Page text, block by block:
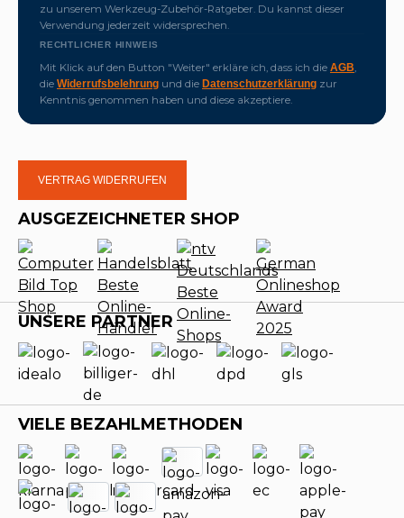
zu unserem Werkzeug-Zubehör-Ratgeber. Du kannst dieser
Verwendung jederzeit widersprechen.
RECHTLICHER HINWEIS
Mit Klick auf den Button "Weiter" erkläre ich, dass ich die AGB
die Widerrufsbelehrung und die Datenschutzerklärung zur
Kenntnis genommen haben und diese akzeptiere.
VERTRAG WIDERRUFEN
AUSGEZEICHNETER SHOP
UNSERE PARTNER
VIELE BEZAHLMETHODEN